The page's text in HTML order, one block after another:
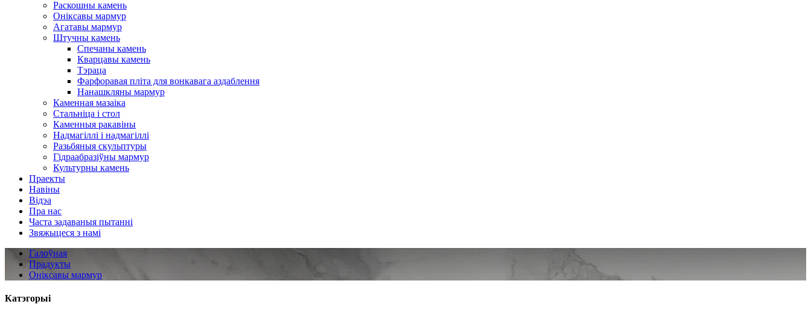
Раскошны камень
Оніксавы мармур
Агатавы мармур
Штучны камень
Спечаны камень
Кварцавы камень
Тэраца
Фарфоравая пліта для вонкавага аздаблення
Нанашкляны мармур
Каменная мазаіка
Стальніца і стол
Каменныя ракавіны
Надмагіллі і надмагіллі
Разьбяныя скульптуры
Гідраабразіўны мармур
Культурны камень
Праекты
Навіны
Відэа
Пра нас
Часта задаваныя пытанні
Звяжыцеся з намі
Галоўная
Прадукты
Оніксавы мармур
Катэгорыі